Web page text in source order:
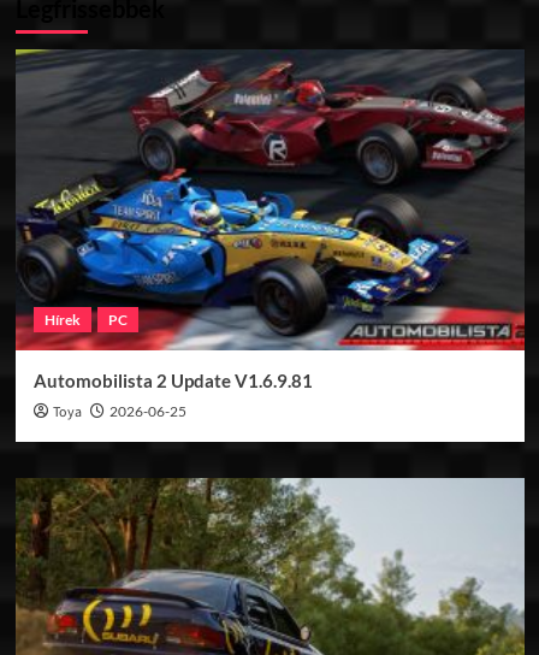
Hírek PC
Automobilista 2 Update V1.6.9.81
Toya 2026-06-25